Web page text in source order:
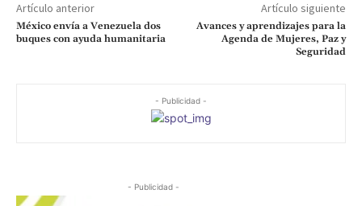
Artículo anterior
México envía a Venezuela dos
buques con ayuda humanitaria
Artículo siguiente
Avances y aprendizajes para la
Agenda de Mujeres, Paz y
Seguridad
- Publicidad -
- Publicidad -